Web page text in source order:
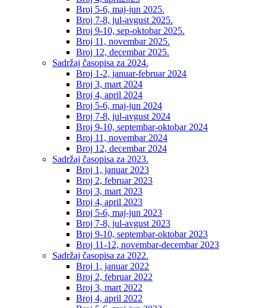
Broj 5-6, maj-jun 2025.
Broj 7-8, jul-avgust 2025.
Broj 9-10, sep-oktobar 2025.
Broj 11, novembar 2025.
Broj 12, decembar 2025.
Sadržaj časopisa za 2024.
Broj 1-2, januar-februar 2024
Broj 3, mart 2024
Broj 4, april 2024
Broj 5-6, maj-jun 2024
Broj 7-8, jul-avgust 2024
Broj 9-10, septembar-oktobar 2024
Broj 11, novembar 2024
Broj 12, decembar 2024
Sadržaj časopisa za 2023.
Broj 1, januar 2023
Broj 2, februar 2023
Broj 3, mart 2023
Broj 4, april 2023
Broj 5-6, maj-jun 2023
Broj 7-8, jul-avgust 2023
Broj 9-10, septembar-oktobar 2023
Broj 11-12, novembar-decembar 2023
Sadržaj časopisa za 2022.
Broj 1, januar 2022
Broj 2, februar 2022
Broj 3, mart 2022
Broj 4, april 2022